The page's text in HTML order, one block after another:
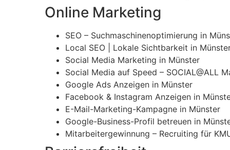
Online Marketing
SEO – Suchmaschinenoptimierung in
Local SEO | Lokale Sichtbarkeit in
Social Media Marketing in Münster
Social Media auf Speed – SOCIAL@ALL
Google Ads Anzeigen in Münster
Facebook & Instagram Anzeigen in
E-Mail-Marketing-Kampagne in Münster
Google-Business-Profil betreuen in
Mitarbeitergewinnung – Recruiting für